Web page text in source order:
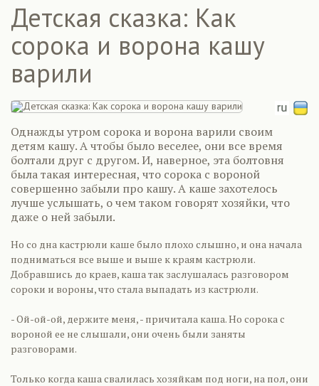
Детская сказка: Как
сорока и ворона кашу
варили
Однажды утром сорока и ворона варили своим
детям кашу. А чтобы было веселее, они все время
болтали друг с другом. И, наверное, эта болтовня
была такая интересная, что сорока с вороной
совершенно забыли про кашу. А каше захотелось
лучше услышать, о чем таком говорят хозяйки, что
даже о ней забыли.
Но со дна кастрюли каше было плохо слышно, и она начала
подниматься все выше и выше к краям кастрюли.
Добравшись до краев, каша так заслушалась разговором
сороки и вороны, что стала выпадать из кастрюли.
- Ой-ой-ой, держите меня, - причитала каша. Но сорока с
вороной ее не слышали, они очень были заняты
разговорами.
Только когда каша свалилась хозяйкам под ноги, на пол, они